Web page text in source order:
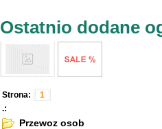
Ostatnio dodane
Strona:
1
.:
Przewoz osob